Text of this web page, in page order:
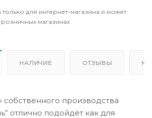
только для интернет-магазина и может
розничных магазинах
НАЛИЧИЕ ОТЗЫВЫ
собственного производства
отлично подойдёт как для